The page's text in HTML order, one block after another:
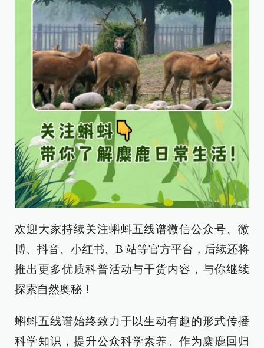
欢迎大家持续关注蝌蚪五线谱微信公众号、微
博、抖音、小红书、B 站等官方平台，后续还将
推出更多优质科普活动与干货内容，与你继续
探索自然奥秘！
蝌蚪五线谱始终致力于以生动有趣的形式传播
科学知识，提升公众科学素养。作为麋鹿回归